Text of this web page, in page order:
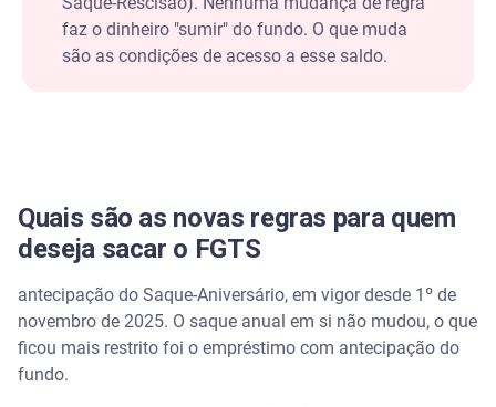
faz o dinheiro "sumir" do fundo. O que muda
são as condições de acesso a esse saldo.
Quais são as novas regras para quem
deseja sacar o FGTS
antecipação do Saque-Aniversário, em vigor desde 1º de
novembro de 2025. O saque anual em si não mudou, o que
ficou mais restrito foi o empréstimo com antecipação do
fundo.